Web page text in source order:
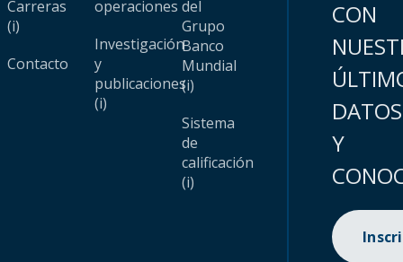
Carreras
(i)
Contacto
operaciones
Investigación
y
publicaciones
(i)
del
Grupo
Banco
Mundial
(i)
Sistema
de
calificación
(i)
CON
DATOS
Y